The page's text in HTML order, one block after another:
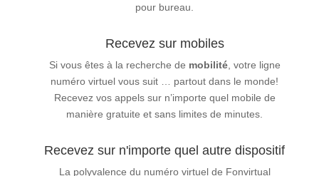
pour bureau.
Recevez sur mobiles
Si vous êtes à la recherche de mobilité, votre ligne
numéro virtuel vous suit … partout dans le monde!
Recevez vos appels sur n’importe quel mobile de
manière gratuite et sans limites de minutes.
Recevez sur n'importe quel autre dispositif
La polyvalence du numéro virtuel de Fonvirtual